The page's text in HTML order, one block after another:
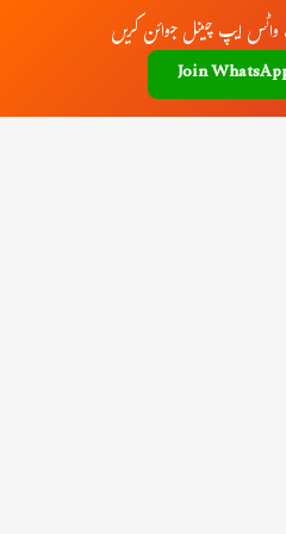
واٹس ایپ چینل جوائن کریں
Join